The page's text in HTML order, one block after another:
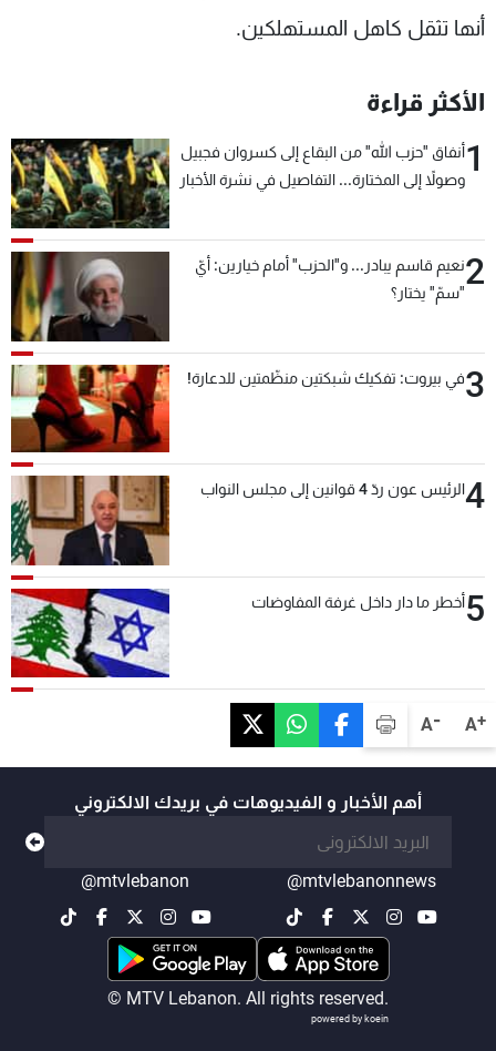
A+
A-
أنها تثقل كاهل المستهلكين.
الأكثر قراءة
1أنفاق "حزب الله" من البقاع إلى كسروان فجبيل
وصولاً إلى المختارة... التفاصيل في نشرة الأخبار
2نعيم قاسم يبادر... و"الحزب" أمام خيارين: أيّ
"سمّ" يختار؟
3في بيروت: تفكيك شبكتين منظّمتين للدعارة!
4الرئيس عون ردّ 4 قوانين إلى مجلس النواب
5أخطر ما دار داخل غرفة المفاوضات
أهم الأخبار و الفيديوهات في بريدك الالكتروني
@mtvlebanonnews
@mtvlebanon
© MTV Lebanon. All rights reserved.
powered by koein